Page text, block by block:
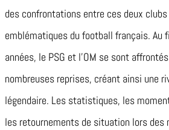
des confrontations entre ces deux clubs
emblématiques du football français. Au
années, le PSG et l’OM se sont
nombreuses reprises, créant ainsi une
légendaire. Les statistiques, les
les retournements de situation lors des